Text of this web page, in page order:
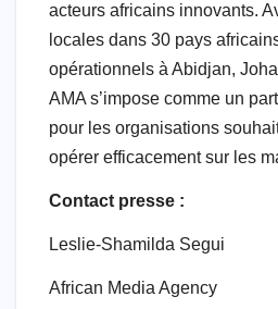
acteurs africains innovants.
locales dans 30 pays
opérationnels à Abidjan,
AMA s’impose comme un
pour les organisations
opérer efficacement sur les
Contact presse :
Leslie-Shamilda Segui
African Media Agency